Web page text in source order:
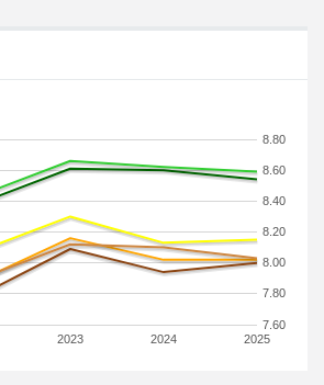
2023 2024 2025
7.60
7.80
8.00
8.20
8.40
8.60
8.80